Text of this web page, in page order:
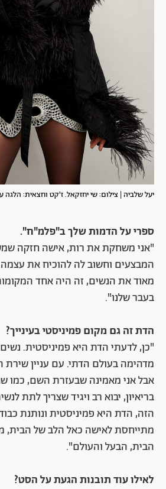
יעל שלביה | צילום: שי יחזקאל. ז'קט וחצאית: הלגה
ספרי על הדמות שלך ב"פלמ"ח".
"אני משחקת את רות, אישה חזקה
המבצעים וחשוב לה להוכיח את
מאוד את הנשים, זה היה אחד
בעבר שלנו".
הדת זה גם מקום פמיניסטי בעינייך?
"כן, לדעתי הדת היא פמיניסטית.
מדהימה בעולם הדתי. עם עניין
אבל אני מאמינה שבעזרת השם, כמו
בריאיון, יבוא רב ויגיד שצריך לתת
הזה, הדת היא פמיניסטית ונותנת
מתייחסת לאישה כאל הלב של הבית,
הבית, הבעל והעולם".
לאילו עוד תובנות הגעת על הסט?